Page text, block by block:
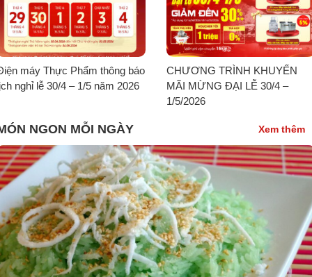
máy Thực Phẩm thông báo
nghỉ lễ 30/4 – 1/5 năm 2026
CHƯƠNG TRÌNH KHUYẾN
MÃI MỪNG ĐẠI LỄ 30/4 –
1/5/2026
NGON MỖI NGÀY Xem thêm